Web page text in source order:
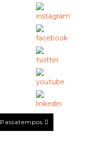
Passatempos